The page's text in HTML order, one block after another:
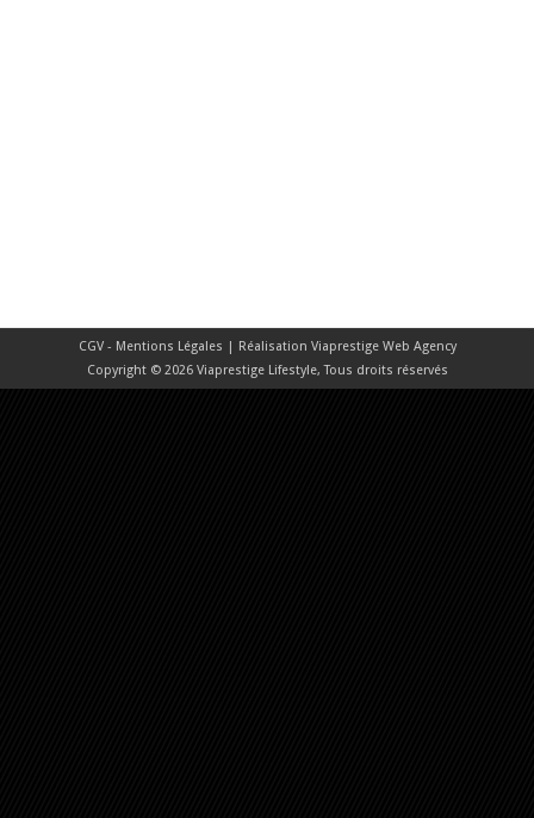
CGV - Mentions Légales | Réalisation Viaprestige Web Agency
Copyright © 2026 Viaprestige Lifestyle, Tous droits réservés